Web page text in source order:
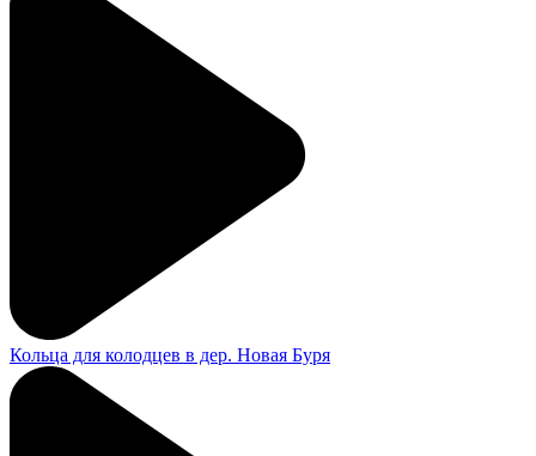
Кольца для колодцев в дер. Новая Буря